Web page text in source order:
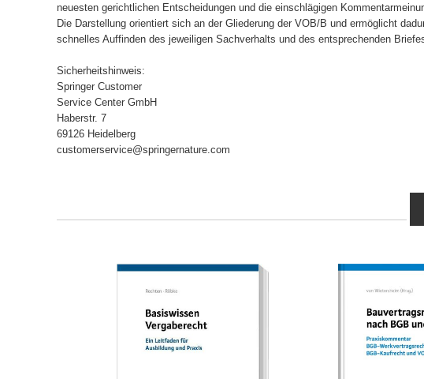
neuesten gerichtlichen Entscheidungen und die einschlägigen
Die Darstellung orientiert sich an der Gliederung der VOB/B und ermöglicht
schnelles Auffinden des jeweiligen Sachverhalts und des entsprechenden
Sicherheitshinweis:
Springer Customer
Service Center GmbH
Haberstr. 7
69126 Heidelberg
customerservice@springernature.com